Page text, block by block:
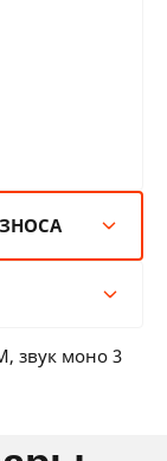
от
звук моно 3